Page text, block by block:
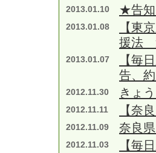
2013.01.10 ★告
2013.01.08
【東
援法
2013.01.07
【毎
告、
2012.11.30 きょ
2012.11.11 【奈
2012.11.09 奈良
2012.11.03
【毎